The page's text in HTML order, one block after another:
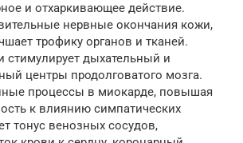
и отхаркивающее действие.
нервные окончания кожи,
трофику органов и тканей.
стимулирует дыхательный и
центры продолговатого мозга.
процессы в миокарде, повышая
к влиянию симпатических
тонус венозных сосудов,